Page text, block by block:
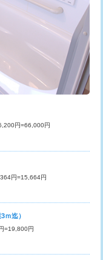
33,000円
8,800円
22,000円
33,000円
33,000円
円=66,000円
円=15,664円
ｍ迄）
=19,800円